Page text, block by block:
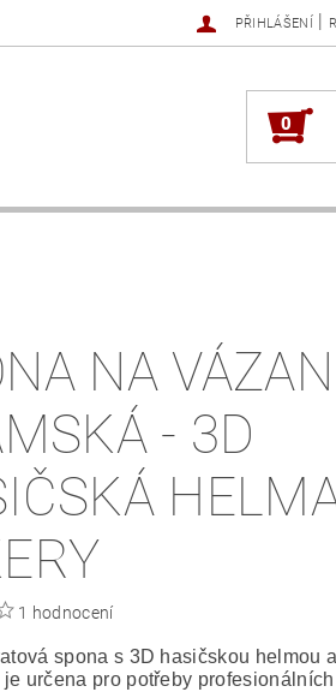
PŘIHLÁŠENÍ |
0
NA
- 3D
1 hodnocení
spona s 3D hasičskou helmou a
určena pro potřeby